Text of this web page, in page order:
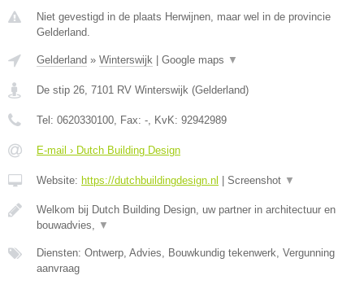
Niet gevestigd in de plaats Herwijnen, maar wel in de provincie
Gelderland.
Gelderland » Winterswijk | Google maps ▼
De stip 26 7101 RV Winterswijk (Gelderland)
Tel: 0620330100 , Fax: - , KvK: 92942989
E-mail › Dutch Building Design
Website: https://dutchbuildingdesign.nl | Screenshot ▼
Welkom bij Dutch Building Design, uw partner in architectuur en
bouwadvies,
▼
Diensten: Ontwerp, Advies, Bouwkundig tekenwerk, Vergunning
aanvraag